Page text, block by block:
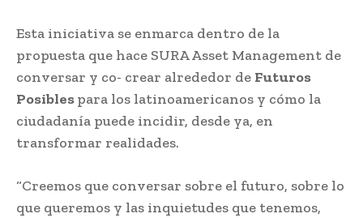
Esta iniciativa se enmarca dentro de la
propuesta que hace SURA Asset Management de
conversar y co- crear alrededor de Futuros
Posiblespara los latinoamericanos y cómo la
ciudadanía puede incidir, desde ya, en
transformar realidades.
“Creemos que conversar sobre el futuro, sobre lo
que queremos y las inquietudes que tenemos,